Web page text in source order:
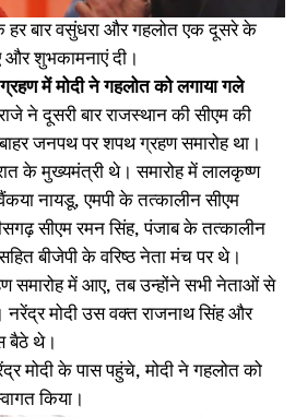
बार वसुंधरा और गहलोत एक दूसरे के
शुभकामनाएं दी।
में मोदी ने गहलोत को लगाया गले
ने दूसरी बार राजस्थान की सीएम की
जनपथ पर शपथ ग्रहण समारोह था।
के मुख्यमंत्री थे। समारोह में लालकृष्ण
नायडू, एमपी के तत्कालीन ​सीएम
सीएम रमन सिंह, पंजाब के तत्कालीन
बीजेपी के वरिष्ठ नेता मंच पर थे।
समारोह में आए, तब उन्होंने सभी नेताओं से
नरेंद्र मोदी उस वक्त राजनाथ सिंह और
बैठे थे।
मोदी के पास पहुंचे, मोदी ने गहलोत को
किया।